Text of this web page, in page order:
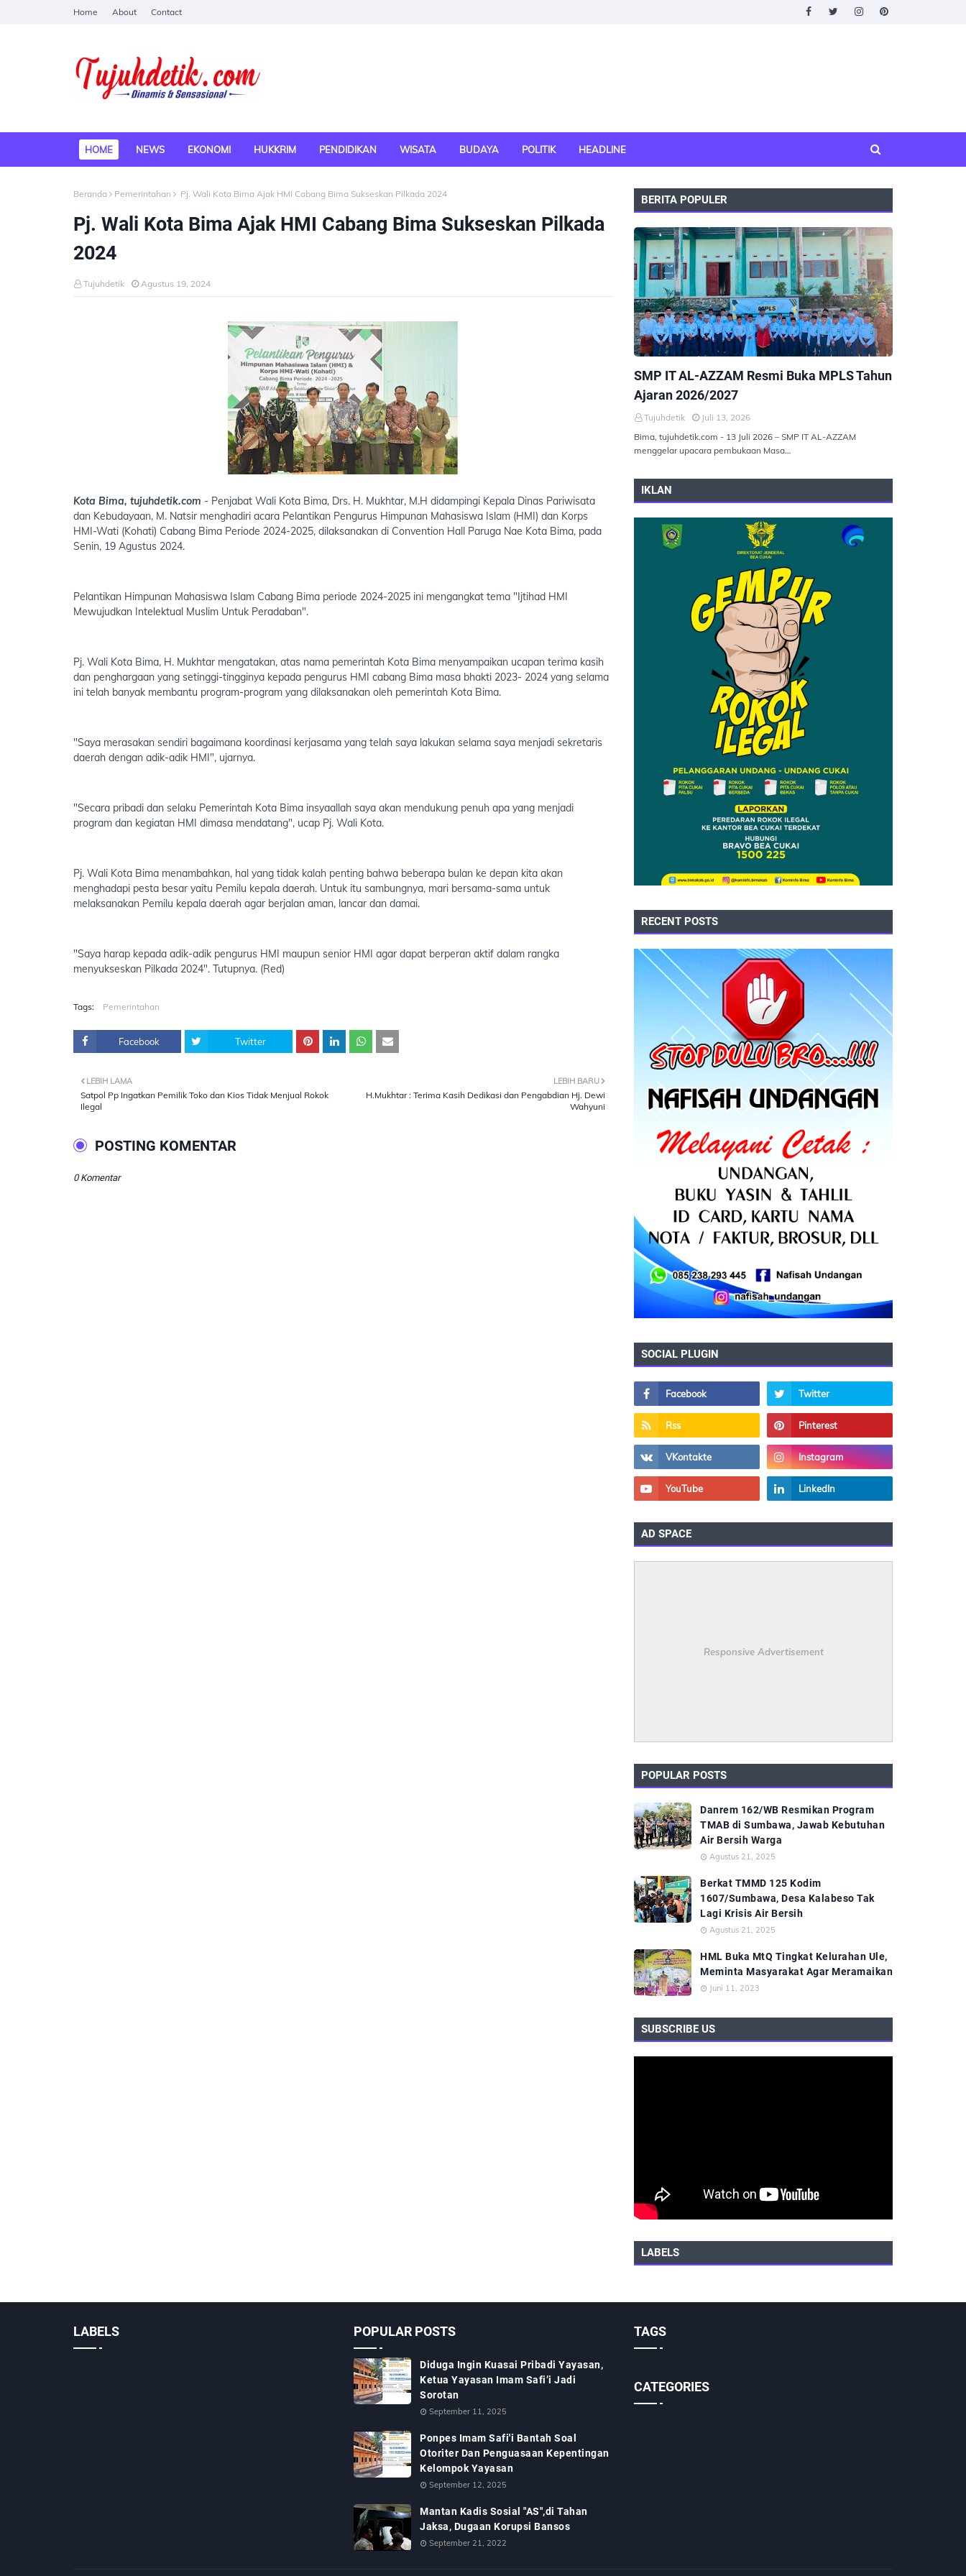
Home About Contact
HOME NEWS EKONOMI HUKKRIM PENDIDIKAN WISATA BUDAYA POLITIK HEADLINE
Beranda Pemerintahan Pj. Wali Kota Bima Ajak HMI Cabang Bima Sukseskan Pilkada 2024
Pj. Wali Kota Bima Ajak HMI Cabang Bima Sukseskan Pilkada
2024
Tujuhdetik Agustus 19, 2024
Kota Bima, tujuhdetik.com - Penjabat Wali Kota Bima, Drs. H. Mukhtar, M.H didampingi Kepala Dinas Pariwisata
dan Kebudayaan, M. Natsir menghadiri acara Pelantikan Pengurus Himpunan Mahasiswa Islam (HMI) dan Korps
HMI-Wati (Kohati) Cabang Bima Periode 2024-2025, dilaksanakan di Convention Hall Paruga Nae Kota Bima, pada
Senin, 19 Agustus 2024.
Pelantikan Himpunan Mahasiswa Islam Cabang Bima periode 2024-2025 ini mengangkat tema "Ijtihad HMI
Mewujudkan Intelektual Muslim Untuk Peradaban".
Pj. Wali Kota Bima, H. Mukhtar mengatakan, atas nama pemerintah Kota Bima menyampaikan ucapan terima kasih
dan penghargaan yang setinggi-tingginya kepada pengurus HMI cabang Bima masa bhakti 2023- 2024 yang selama
ini telah banyak membantu program-program yang dilaksanakan oleh pemerintah Kota Bima.
"Saya merasakan sendiri bagaimana koordinasi kerjasama yang telah saya lakukan selama saya menjadi sekretaris
daerah dengan adik-adik HMI", ujarnya.
"Secara pribadi dan selaku Pemerintah Kota Bima insyaallah saya akan mendukung penuh apa yang menjadi
program dan kegiatan HMI dimasa mendatang", ucap Pj. Wali Kota.
Pj. Wali Kota Bima menambahkan, hal yang tidak kalah penting bahwa beberapa bulan ke depan kita akan
menghadapi pesta besar yaitu Pemilu kepala daerah. Untuk itu sambungnya, mari bersama-sama untuk
melaksanakan Pemilu kepala daerah agar berjalan aman, lancar dan damai.
"Saya harap kepada adik-adik pengurus HMI maupun senior HMI agar dapat berperan aktif dalam rangka
menyukseskan Pilkada 2024". Tutupnya. (Red)
Tags: Pemerintahan
Facebook Twitter
LEBIH BARU
H.Mukhtar : Terima Kasih Dedikasi dan Pengabdian Hj. Dewi
Wahyuni
LEBIH LAMA
Satpol Pp Ingatkan Pemilik Toko dan Kios Tidak Menjual Rokok
Ilegal
POSTING KOMENTAR
0 Komentar
BERITA POPULER
SMP IT AL-AZZAM Resmi Buka MPLS Tahun
Ajaran 2026/2027
Tujuhdetik
Juli 13, 2026
Bima, tujuhdetik.com - 13 Juli 2026 – SMP IT AL-AZZAM
menggelar upacara pembukaan Masa…
IKLAN
RECENT POSTS
SOCIAL PLUGIN
AD SPACE
Responsive Advertisement
POPULAR POSTS
Danrem 162/WB Resmikan Program
TMAB di Sumbawa, Jawab Kebutuhan
Air Bersih Warga
Agustus 21, 2025
Berkat TMMD 125 Kodim
1607/Sumbawa, Desa Kalabeso Tak
Lagi Krisis Air Bersih
Agustus 21, 2025
HML Buka MtQ Tingkat Kelurahan Ule,
Meminta Masyarakat Agar Meramaikan
Juni 11, 2023
SUBSCRIBE US
LABELS
LABELS POPULAR POSTS
Diduga Ingin Kuasai Pribadi Yayasan,
Ketua Yayasan Imam Safi’i Jadi
Sorotan
September 11, 2025
Ponpes Imam Safi'i Bantah Soal
Otoriter Dan Penguasaan Kepentingan
Kelompok Yayasan
September 12, 2025
Mantan Kadis Sosial "AS",di Tahan
Jaksa, Dugaan Korupsi Bansos
September 21, 2022
TAGS
CATEGORIES